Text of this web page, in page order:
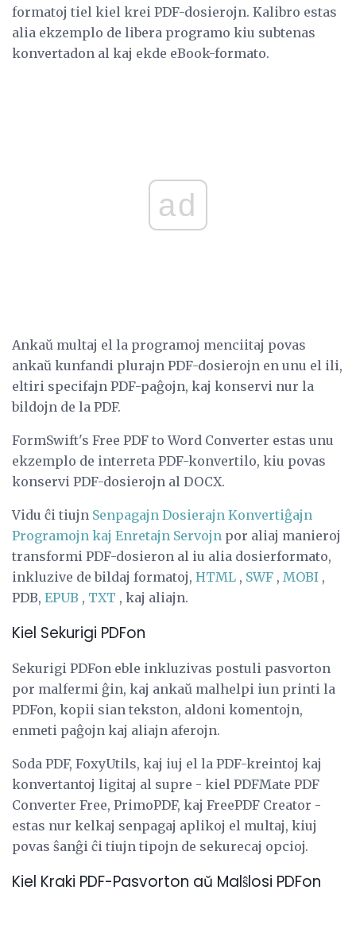
formatoj tiel kiel krei PDF-dosierojn. Kalibro estas
alia ekzemplo de libera programo kiu subtenas
konvertadon al kaj ekde eBook-formato.
ad
Ankaŭ multaj el la programoj menciitaj povas
ankaŭ kunfandi plurajn PDF-dosierojn en unu el ili,
eltiri specifajn PDF-paĝojn, kaj konservi nur la
bildojn de la PDF.
FormSwift's Free PDF to Word Converter estas unu
ekzemplo de interreta PDF-konvertilo, kiu povas
konservi PDF-dosierojn al DOCX.
Vidu ĉi tiujn Senpagajn Dosierajn Konvertiĝajn
Programojn kaj Enretajn Servojn por aliaj manieroj
transformi PDF-dosieron al iu alia dosierformato,
inkluzive de bildaj formatoj, HTML , SWF , MOBI ,
PDB, EPUB , TXT , kaj aliajn.
Kiel Sekurigi PDFon
Sekurigi PDFon eble inkluzivas postuli pasvorton
por malfermi ĝin, kaj ankaŭ malhelpi iun printi la
PDFon, kopii sian tekston, aldoni komentojn,
enmeti paĝojn kaj aliajn aferojn.
Soda PDF, FoxyUtils, kaj iuj el la PDF-kreintoj kaj
konvertantoj ligitaj al supre - kiel PDFMate PDF
Converter Free, PrimoPDF, kaj FreePDF Creator -
estas nur kelkaj senpagaj aplikoj el multaj, kiuj
povas ŝanĝi ĉi tiujn tipojn de sekurecaj opcioj.
Kiel Kraki PDF-Pasvorton aŭ Malŝlosi PDFon